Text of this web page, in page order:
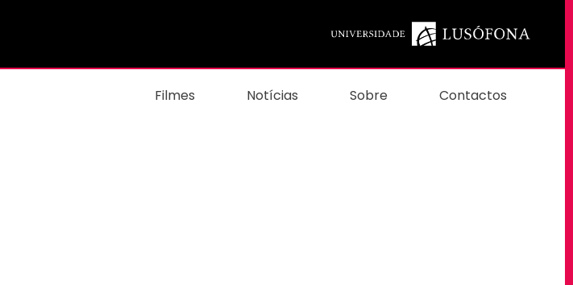
Filmes Notícias Sobre Contactos